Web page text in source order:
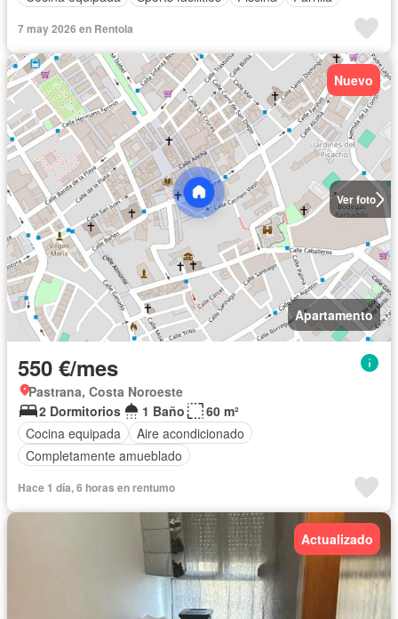
7 may 2026 en Rentola
Ver foto
Nuevo
Apartamento
550 €/mes
Pastrana, Costa Noroeste
2 Dormitorios
1 Baño
60 m²
Cocina equipada
Aire acondicionado
Completamente amueblado
Hace 1 día, 6 horas en rentumo
Actualizado